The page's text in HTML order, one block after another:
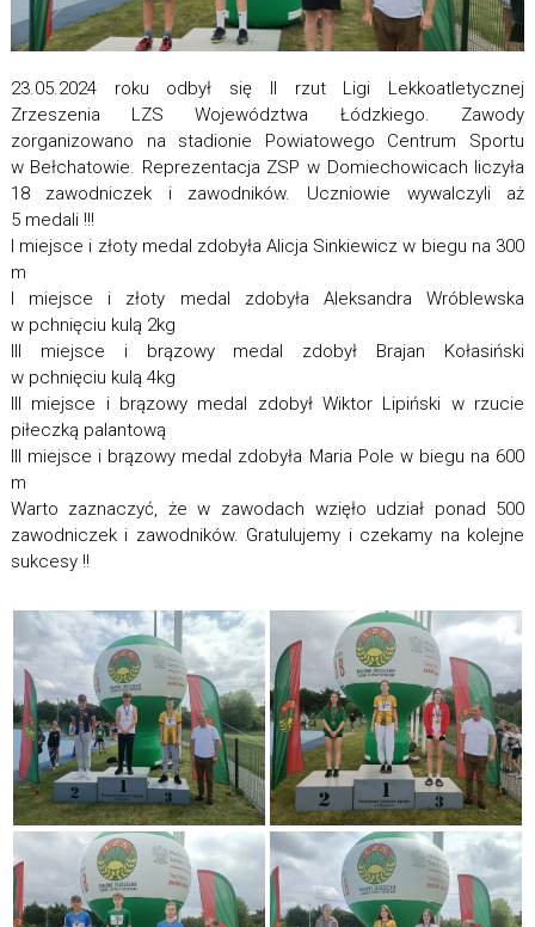
23.05.2024 roku odbył się II rzut Ligi Lekkoatletycznej
Zrzeszenia LZS Województwa Łódzkiego. Zawody
zorganizowano na stadionie Powiatowego Centrum Sportu
w Bełchatowie. Reprezentacja ZSP w Domiechowicach liczyła
18 zawodniczek i zawodników. Uczniowie wywalczyli aż
5 medali !!!
I miejsce i złoty medal zdobyła Alicja Sinkiewicz w biegu na 300
m
I miejsce i złoty medal zdobyła Aleksandra Wróblewska
w pchnięciu kulą 2kg
III miejsce i brązowy medal zdobył Brajan Kołasiński
w pchnięciu kulą 4kg
III miejsce i brązowy medal zdobył Wiktor Lipiński w rzucie
piłeczką palantową
III miejsce i brązowy medal zdobyła Maria Pole w biegu na 600
m
Warto zaznaczyć, że w zawodach wzięło udział ponad 500
zawodniczek i zawodników. Gratulujemy i czekamy na kolejne
sukcesy !!